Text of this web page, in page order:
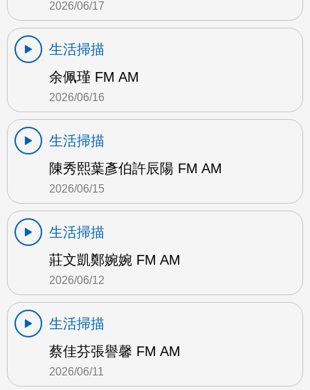
2026/06/17
生活掃描
余佩瑾 FM AM
2026/06/16
生活掃描
陳秀熙葉彥伯許辰陽 FM AM
2026/06/15
生活掃描
莊文凱鄭婉婉 FM AM
2026/06/12
生活掃描
蔡佳芬張譽馨 FM AM
2026/06/11